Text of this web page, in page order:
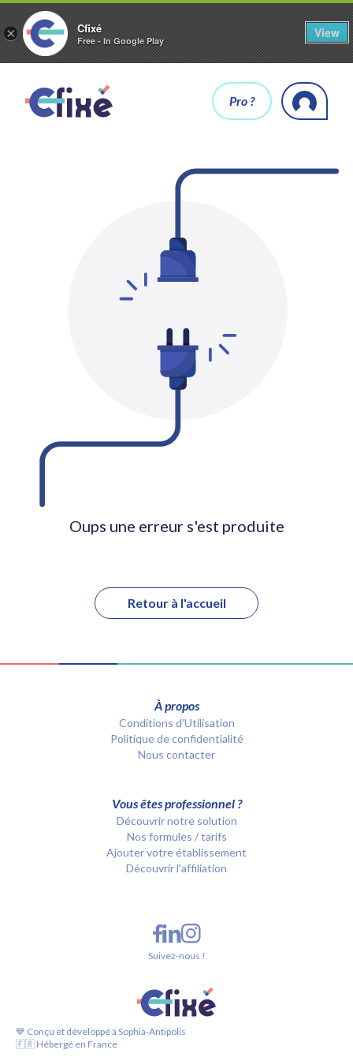
× Cfixé
Free - In Google Play
View
Pro ?
Oups une erreur s'est produite
Retour à l'accueil
À propos
Conditions d’Utilisation
Politique de confidentialité
Nous contacter
Vous êtes professionnel ?
Découvrir notre solution
Nos formules / tarifs
Ajouter votre établissement
Découvrir l'affiliation
💙 Conçu et développé à Sophia-Antipolis
🇫🇷 Hébergé en France
Suivez-nous !